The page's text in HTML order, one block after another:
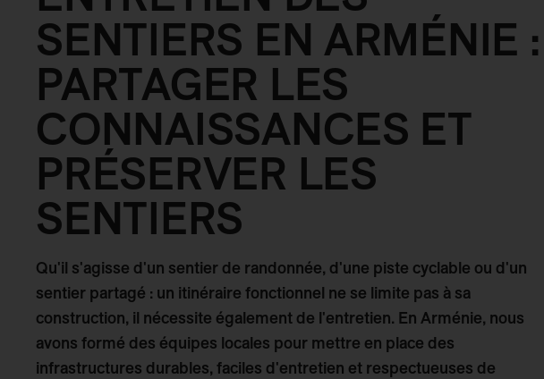
SENTIERS EN ARMÉNIE :
PARTAGER LES
CONNAISSANCES ET
PRÉSERVER LES
SENTIERS
Qu'il s'agisse d'un sentier de randonnée, d'une piste cyclable ou d'un
sentier partagé : un itinéraire fonctionnel ne se limite pas à sa
construction, il nécessite également de l'entretien. En Arménie, nous
avons formé des équipes locales pour mettre en place des
infrastructures durables, faciles d'entretien et respectueuses de